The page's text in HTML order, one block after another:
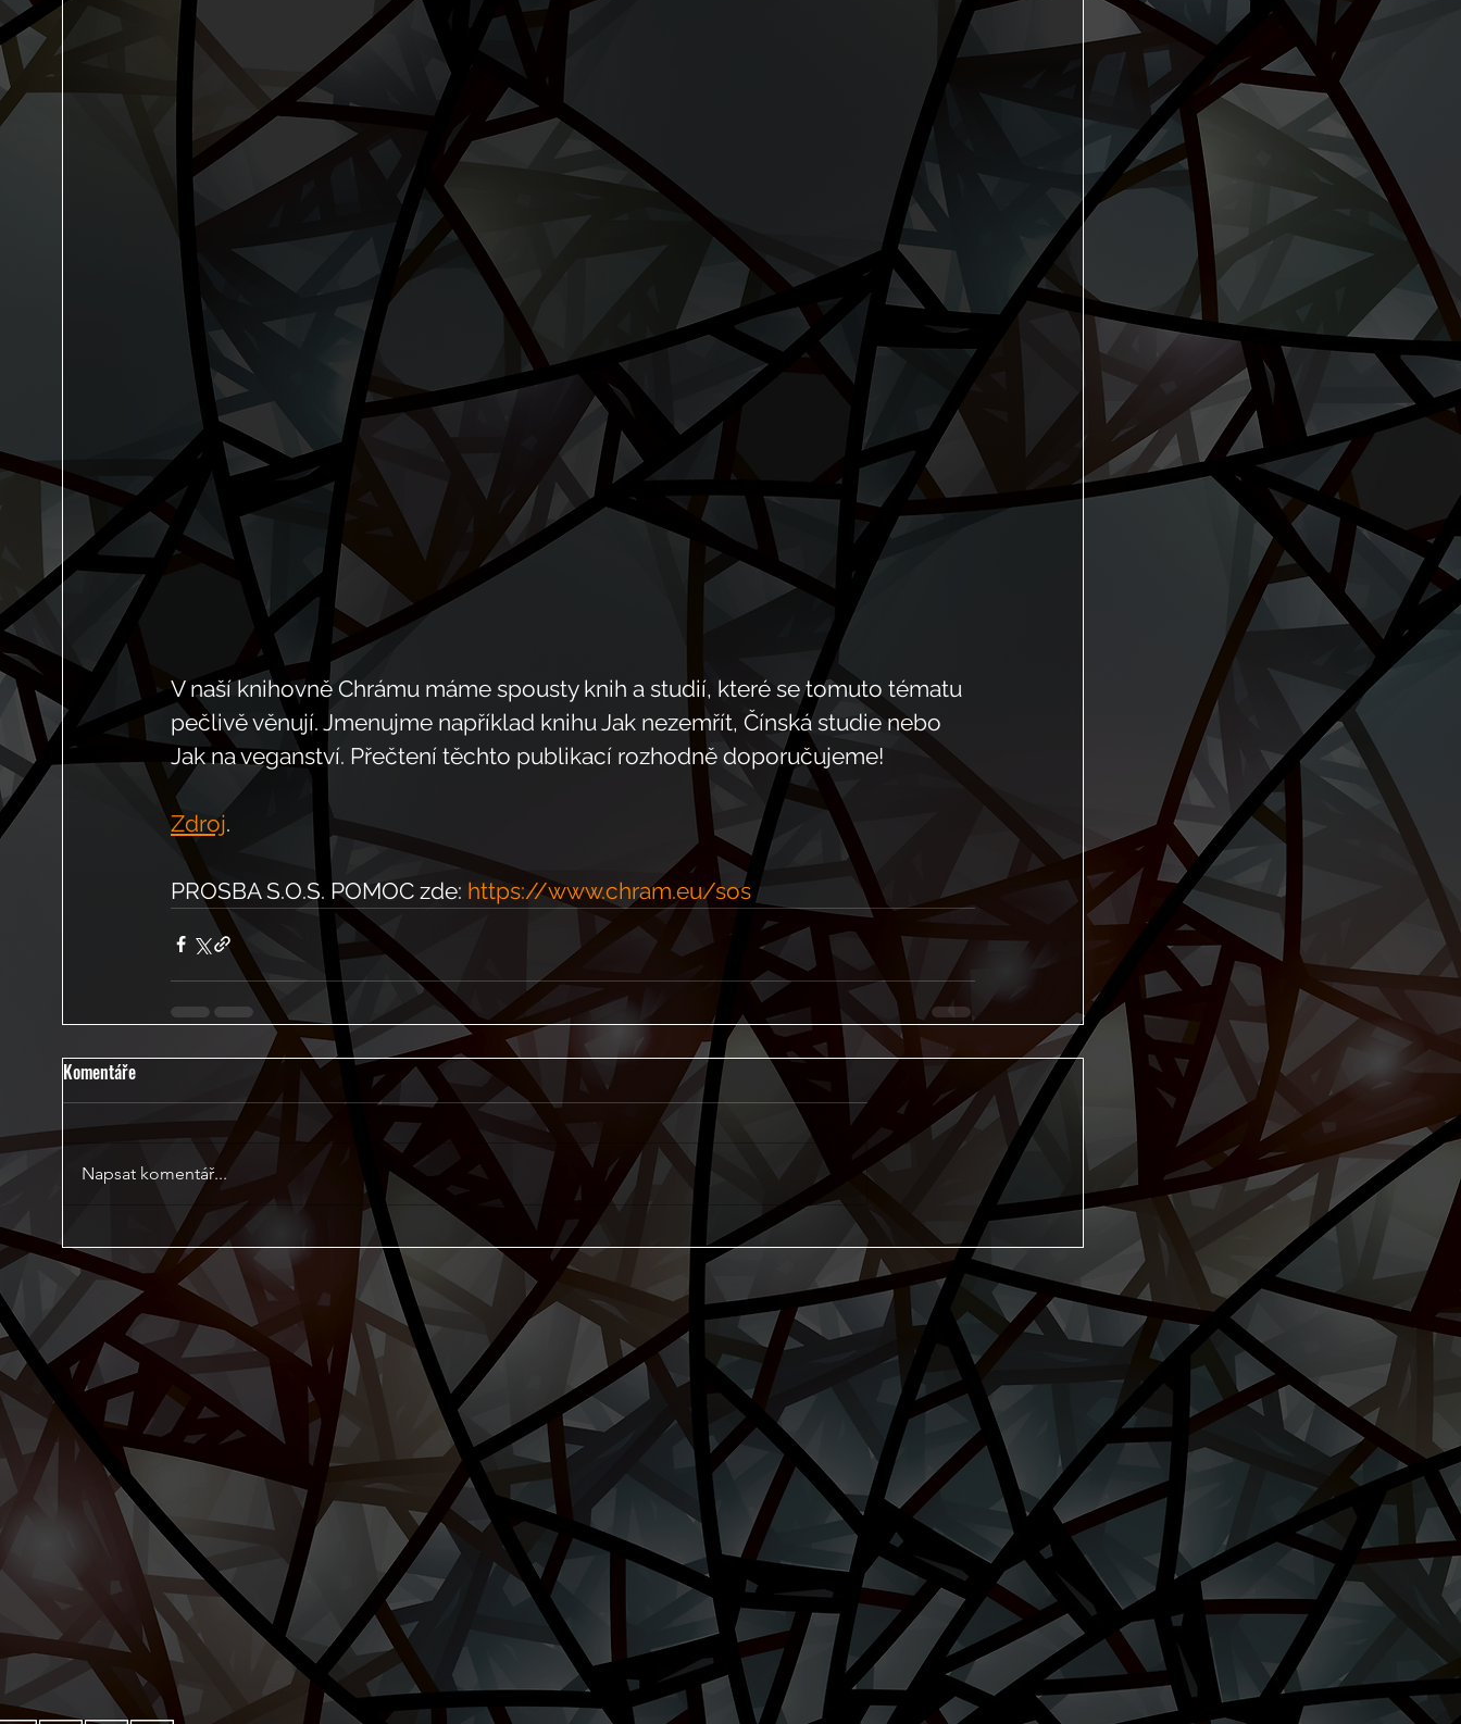
V naší knihovně Chrámu máme spousty knih a studií, které se tomuto tématu
pečlivě věnují. Jmenujme například knihu Jak nezemřít, Čínská studie nebo
Jak na veganství. Přečtení těchto publikací rozhodně doporučujeme!
Zdroj.
PROSBA S.O.S. POMOC zde: https://www.chram.eu/sos
Komentáře
Napsat komentář...